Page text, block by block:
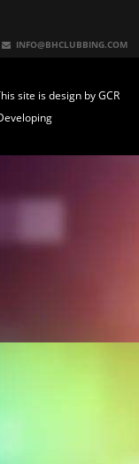
INFO@BHCLUBBING.COM
site is design byGCR